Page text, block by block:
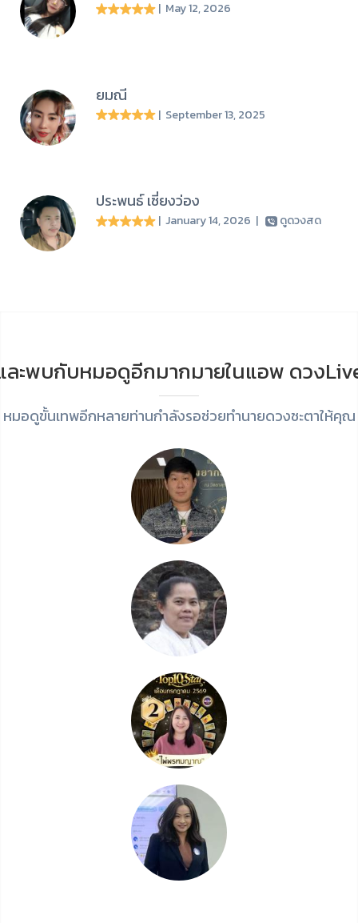
| May 12, 2026
ยมณี
| September 13, 2025
ประพนธ์ เซี่ยงว่อง
| January 14, 2026 | ดูดวงสด
ละพบกับหมอดูอีกมากมายในแอพ ดวง
หมอดูขั้นเทพอีกหลายท่านกำลังรอช่วยทำนายดวงชะตาให้คุณ